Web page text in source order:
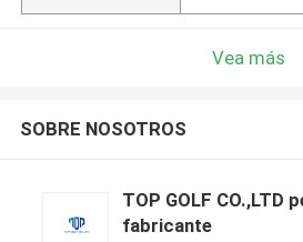
Vea más
SOBRE NOSOTROS
TOP GOLF CO.,LTD
fabricante